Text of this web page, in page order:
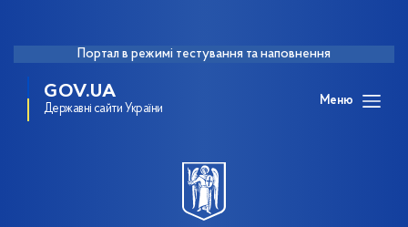
Портал в режимі тестування та наповнення
GOV.UA
Державні сайти України
Меню